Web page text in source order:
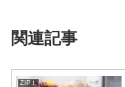
関連記事
ZIP！